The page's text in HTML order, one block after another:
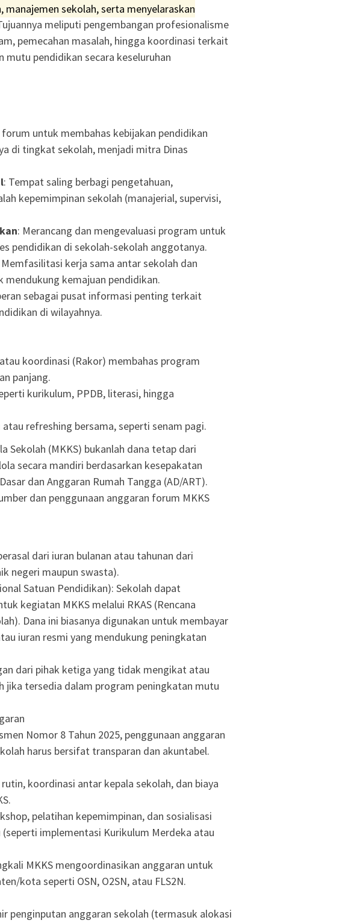
sekolah, serta menyelaraskan
meliputi pengembangan profesionalisme
pemecahan masalah, hingga koordinasi terkait
mutu pendidikan secara keseluruhan
forum untuk membahas kebijakan pendidikan
di tingkat sekolah, menjadi mitra Dinas
: Tempat saling berbagi pengetahuan,
kepemimpinan sekolah (manajerial, supervisi,
: Merancang dan mengevaluasi program untuk
pendidikan di sekolah-sekolah anggotanya.
Memfasilitasi kerja sama antar sekolah dan
mendukung kemajuan pendidikan.
sebagai pusat informasi penting terkait
di wilayahnya.
koordinasi (Rakor) membahas program
panjang.
kurikulum, PPDB, literasi, hingga
refreshing bersama, seperti senam pagi.
Sekolah (MKKS) bukanlah dana tetap dari
secara mandiri berdasarkan kesepakatan
dan Anggaran Rumah Tangga (AD/ART).
dan penggunaan anggaran forum MKKS
dari iuran bulanan atau tahunan dari
negeri maupun swasta).
Satuan Pendidikan): Sekolah dapat
kegiatan MKKS melalui RKAS (Rencana
Dana ini biasanya digunakan untuk membayar
iuran resmi yang mendukung peningkatan
dari pihak ketiga yang tidak mengikat atau
jika tersedia dalam program peningkatan mutu
Nomor 8 Tahun 2025, penggunaan anggaran
harus bersifat transparan dan akuntabel.
koordinasi antar kepala sekolah, dan biaya
pelatihan kepemimpinan, dan sosialisasi
implementasi Kurikulum Merdeka atau
MKKS mengoordinasikan anggaran untuk
kota seperti OSN, O2SN, atau FLS2N.
penginputan anggaran sekolah (termasuk alokasi